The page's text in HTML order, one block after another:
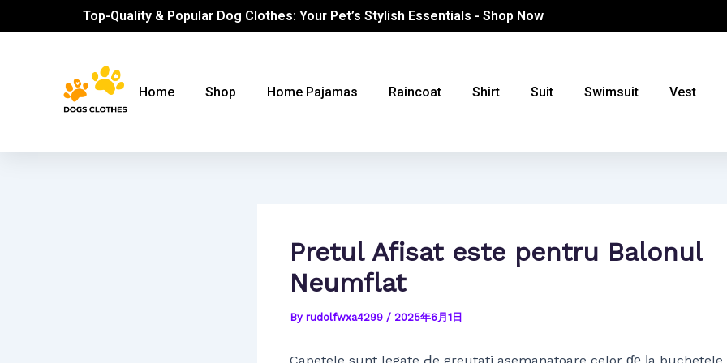
Top-Quality & Popular Dog Clothes: Your Pet’s Stylish Essentials - Shop Now
Home Shop Home Pajamas Raincoat Shirt Suit Swimsuit Vest
Pretul Afisat este pentru Balonul
Neumflat
By rudolfwxa4299 / 2025年6月1日
Post